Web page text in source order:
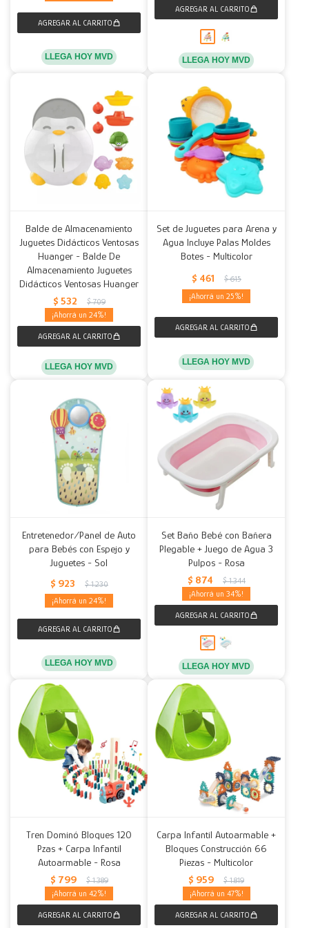
LLEGA HOY MVD LLEGA HOY MVD
Balde de Almacenamiento
Juguetes Didácticos Ventosas
Huanger - Balde De
Almacenamiento Juguetes
Didácticos Ventosas Huanger
$ 532 $ 709
24
LLEGA HOY MVD
Set de Juguetes para Arena y
Agua Incluye Palas Moldes
Botes - Multicolor
$ 461 $ 615
25
LLEGA HOY MVD
Entretenedor/Panel de Auto
para Bebés con Espejo y
Juguetes - Sol
$ 923 $ 1.230
24
LLEGA HOY MVD
Set Baño Bebé con Bañera
Plegable + Juego de Agua 3
Pulpos - Rosa
$ 874 $ 1.344
34
LLEGA HOY MVD
Tren Dominó Bloques 120
Pzas + Carpa Infantil
Autoarmable - Rosa
$ 799 $ 1.389
42
Carpa Infantil Autoarmable +
Bloques Construcción 66
Piezas - Multicolor
$ 959 $ 1.819
47